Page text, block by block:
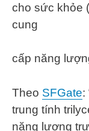
cho sức khỏe
cung
cấp năng
Theo SFGate:
trung tính
năng lượng